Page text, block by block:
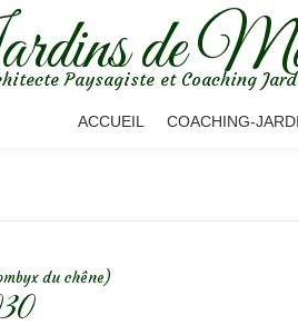
de
Paysagiste et Coaching
ACCUEIL COACHING-
du chêne)